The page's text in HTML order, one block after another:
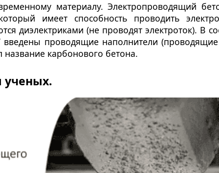
материалу. Электропроводящий
имеет способность проводить
диэлектриками (не проводят электроток). В
проводящие наполнители
карбонового бетона.
ученых.